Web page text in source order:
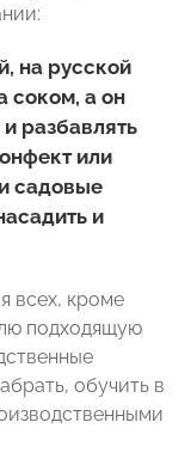
на русской
соком, а он
разбавлять
или
садовые
и
всех, кроме
подходящую
обучить в